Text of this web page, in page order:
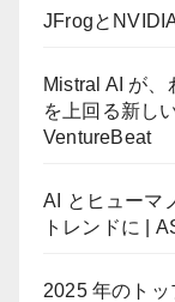
JFrogと
Mistral AI が
を上回る新し
VentureBeat
AI とヒューマ
トレンドに |
2025 年のト